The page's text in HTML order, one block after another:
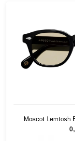
Moscot Lemtosh